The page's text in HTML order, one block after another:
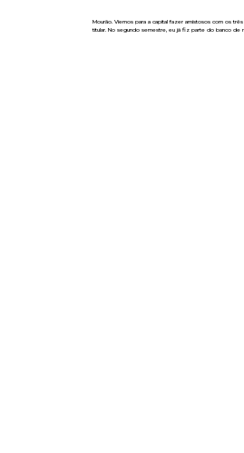
Mourão. Viemos para a capital fazer amistosos com os
titular. No segundo semestre, eu já fiz parte do banco de